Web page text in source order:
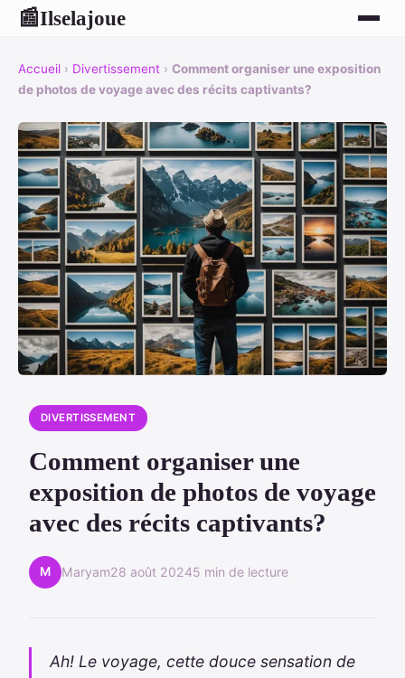
📰Ilselajoue
Accueil › Divertissement › Comment organiser une exposition
de photos de voyage avec des récits captivants?
DIVERTISSEMENT
Comment organiser une
exposition de photos de voyage
avec des récits captivants?
M Maryam28 août 20245 min de lecture
Ah! Le voyage, cette douce sensation de